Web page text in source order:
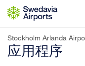
Go to content
Stockholm Arlanda
应用程序